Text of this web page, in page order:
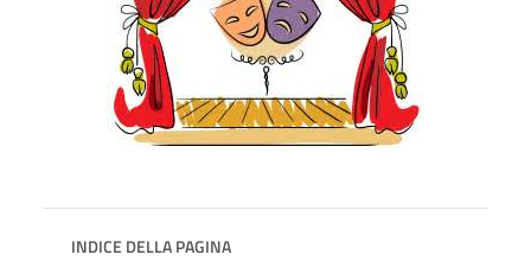
INDICE DELLA PAGINA